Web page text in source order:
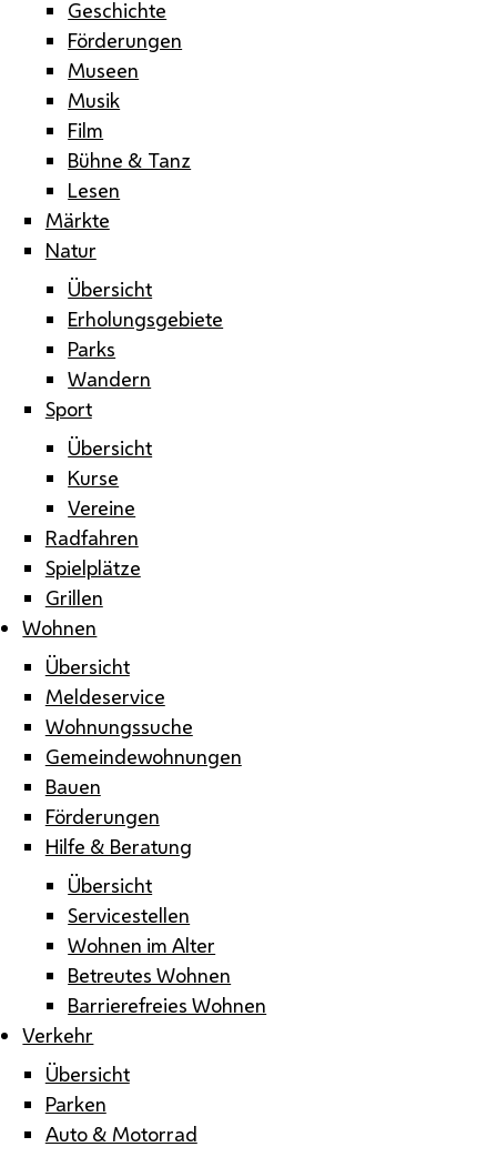
Geschichte
Förderungen
Museen
Musik
Film
Bühne & Tanz
Lesen
Märkte
Natur
Übersicht
Erholungsgebiete
Parks
Wandern
Sport
Übersicht
Kurse
Vereine
Radfahren
Spielplätze
Grillen
Wohnen
Übersicht
Meldeservice
Wohnungssuche
Gemeindewohnungen
Bauen
Förderungen
Hilfe & Beratung
Übersicht
Servicestellen
Wohnen im Alter
Betreutes Wohnen
Barrierefreies Wohnen
Verkehr
Übersicht
Parken
Auto & Motorrad